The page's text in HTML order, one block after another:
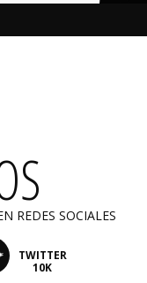
REDES SOCIALES
TWITTER
10K